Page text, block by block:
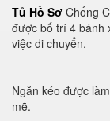
Tủ Hồ Sơ Chống
được bố trí 4 bánh
việc di chuyển.
Ngăn kéo được
mẽ.